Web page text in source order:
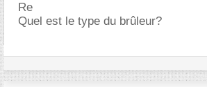
Re
Quel est le type du brûleur?